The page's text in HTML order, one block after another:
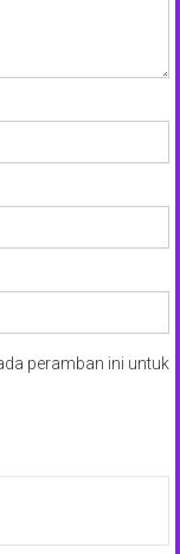
peramban ini untuk